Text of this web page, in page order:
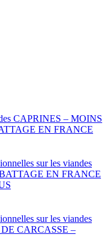
CAPRINES – MOINS
EN FRANCE
sur les viandes
EN FRANCE
sur les viandes
CARCASSE –